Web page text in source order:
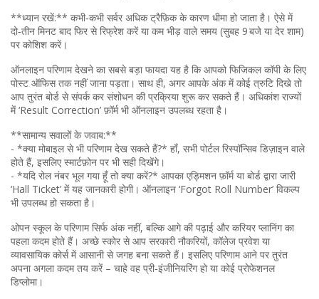
**ध्यान रखें:** कभी‑कभी सर्वर अधिक ट्रैफ़िक के कारण धीमा हो जाता है। ऐसे में
दो‑तीन मिनट बाद फिर से रिफ्रेश करें या कम भीड़ वाले समय (सुबह 9 बजे या देर शाम)
पर कोशिश करें।
ऑनलाइन परिणाम देखने का सबसे बड़ा फायदा यह है कि आपको फिजिकल कॉपी के लिए
पोस्ट ऑफिस तक नहीं जाना पड़ता। साथ ही, अगर आपके अंक में कोई त्रुटि दिखे तो
आप तुरंत बोर्ड से संपर्क कर संशोधन की प्रक्रिया शुरू कर सकते हैं। अधिकांश राज्यों
में ‘Result Correction’ फ़ॉर्म भी ऑनलाइन उपलब्ध रहता है।
**सामान्य सवालों के जवाब:**
- *क्या मोबाइल से भी परिणाम देख सकते हैं?* हाँ, सभी पोर्टल रिस्पॉन्सिव डिज़ाइन वाले
होते हैं, इसलिए स्मार्टफ़ोन पर भी सही दिखेंगे।
- *यदि रोल नंबर भूल गया हूँ तो क्या करें?* आपका एड्मिशन फ़ॉर्म या बोर्ड द्वारा जारी
‘Hall Ticket’ में यह जानकारी होगी। ऑनलाइन ‘Forgot Roll Number’ विकल्प
भी उपलब्ध हो सकता है।
ओपन स्कूल के परिणाम सिर्फ अंक नहीं, बल्कि आगे की पढ़ाई और करियर प्लानिंग का
पहला कदम होते हैं। अच्छे स्कोर से आप सरकारी नौकरियों, कॉलेज प्रवेश या
व्यावसायिक कोर्स में आसानी से जगह बना सकते हैं। इसलिए परिणाम आने पर तुरंत
अपना अगला कदम तय करें – चाहे वह प्री‑इंजीनियरिंग हो या कोई प्रोफेशनल
डिप्लोमा।